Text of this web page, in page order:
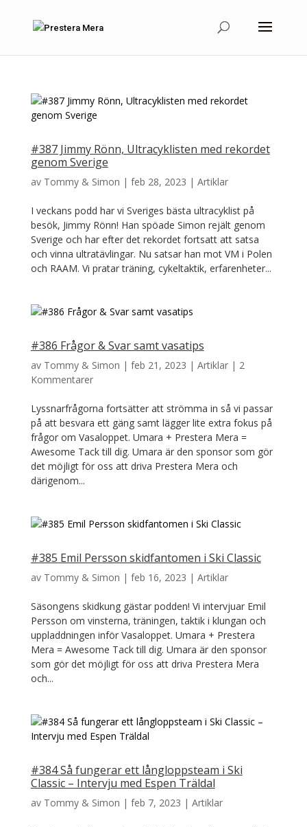
#387 Jimmy Rönn, Ultracyklisten med rekordet
genom Sverige
av Tommy & Simon | feb 28, 2023 | Artiklar
I veckans podd har vi Sveriges bästa ultracyklist på
besök, Jimmy Rönn! Han spöade Simon rejält genom
Sverige och har efter det rekordet fortsatt att satsa
och vinna ultratävlingar. Nu satsar han mot VM i Polen
och RAAM. Vi pratar träning, cykeltaktik, erfarenheter...
#386 Frågor & Svar samt vasatips
av Tommy & Simon | feb 21, 2023 | Artiklar| 2
Kommentarer
Lyssnarfrågorna fortsätter att strömma in så vi passar
på att besvara ett gäng samt lägger lite extra fokus på
frågor om Vasaloppet. Umara + Prestera Mera =
Awesome Tack till dig. Umara är den sponsor som gör
det möjligt för oss att driva Prestera Mera och
därigenom...
#385 Emil Persson skidfantomen i Ski Classic
av Tommy & Simon | feb 16, 2023 | Artiklar
Säsongens skidkung gästar podden! Vi intervjuar Emil
Persson om vinsterna, träningen, taktik i klungan och
uppladdningen inför Vasaloppet. Umara + Prestera
Mera = Awesome Tack till dig. Umara är den sponsor
som gör det möjligt för oss att driva Prestera Mera
och...
#384 Så fungerar ett långloppsteam i Ski
Classic – Intervju med Espen Träldal
av Tommy & Simon | feb 7, 2023 | Artiklar